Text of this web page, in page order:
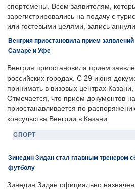
спортсмены. Всем заявителям,
зарегистрировались на подачу с
или гостевыми целями, запись
Венгрия приостановила прием
Самаре и Уфе
Венгрия приостановила прием
российских городах. С 29 июня
принимать в визовых центрах
Отмечается, что прием документов
приостанавливается по
консульства Венгрии в Казани.
СПОРТ
Зинедин Зидан стал главным тренером
футболу
Зинедин Зидан официально